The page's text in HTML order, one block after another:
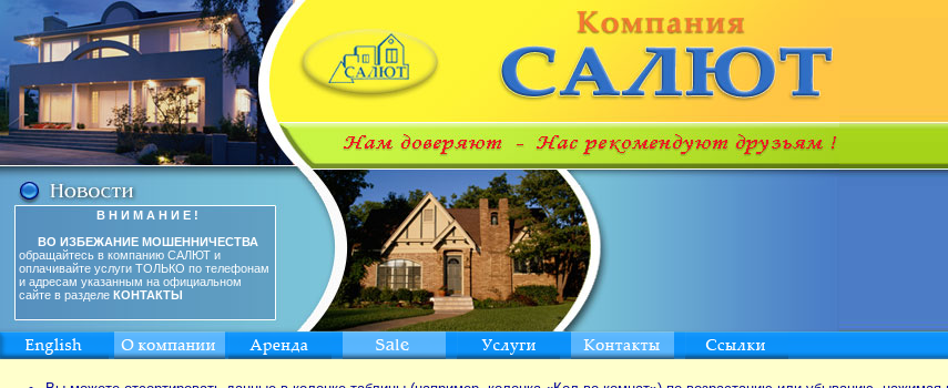
В Н И М А Н И Е !
ВО ИЗБЕЖАНИЕ МОШЕННИЧЕСТВА
обращайтесь в компанию САЛЮТ и
оплачивайте услуги ТОЛЬКО по телефонам
и адресам указанным на официальном
сайте в разделе КОНТАКТЫ